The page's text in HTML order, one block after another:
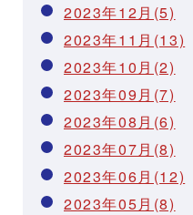
2023年12月(5)
2023年11月(13)
2023年10月(2)
2023年09月(7)
2023年08月(6)
2023年07月(8)
2023年06月(12)
2023年05月(8)